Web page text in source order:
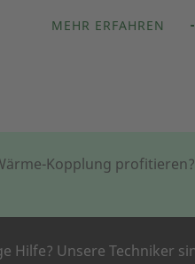
MEHR ERFAHREN
Kopplung
Hilfe? Unsere Techniker